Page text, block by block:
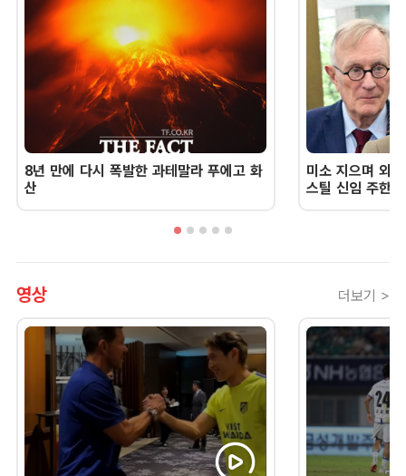
8년 만에 다시 폭발한 과테말라 푸에고 화
산
미소 지으며 외
스틸 신임 주한
영상 더보기 >